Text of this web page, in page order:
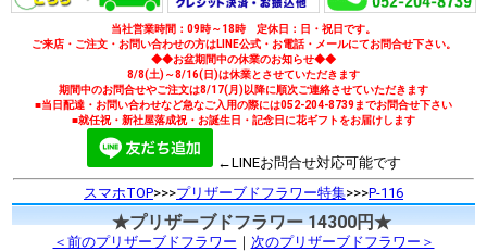
当社営業時間：09時～18時 定休日：日・祝日です。
ご来店・ご注文・お問い合わせの方はLINE公式・お電話・メールにてお問合せ下さい。
◆◆お盆期間中の休業のお知らせ◆◆
8/8(土)～8/16(日)は休業とさせていただきます
期間中のお問合せやご注文は8/17(月)以降に順次ご連絡させていただきます
■当日配達・お問い合わせなど急なご入用の際には052-204-8739までお問合せ下さい
■就任祝・新社屋落成祝・お誕生日・記念日に花ギフトをお届けします
←LINEお問合せ対応可能です
スマホTOP>>>プリザーブドフラワー特集>>>P-116
★プリザーブドフラワー 14300円★
＜前のプリザーブドフラワー ｜ 次のプリザーブドフラワー＞